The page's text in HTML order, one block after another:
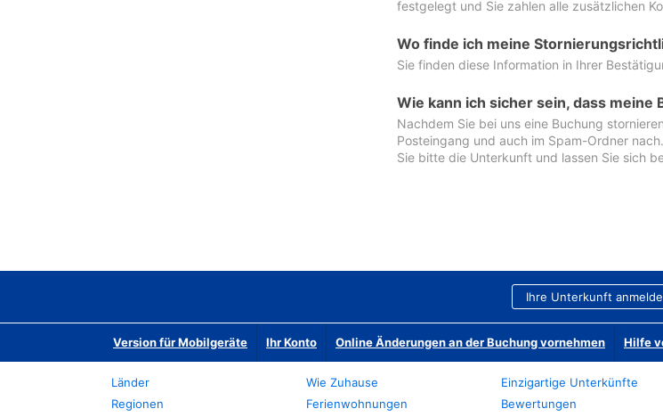
festgelegt und Sie zahlen alle zusätzlichen
Wo finde ich meine
Sie finden diese Information in Ihrer
Wie kann ich sicher sein, dass
Nachdem Sie bei uns eine Buchung
Posteingang und auch im Spam-Ordner
Sie bitte die Unterkunft und lassen Sie sich
Ihre Unterkunft
Version für Mobilgeräte Ihr Konto Online Änderungen an der Buchung vornehmen Hilfe
Länder
Regionen
Wie Zuhause
Ferienwohnungen
Einzigartige Unterkünfte
Bewertungen